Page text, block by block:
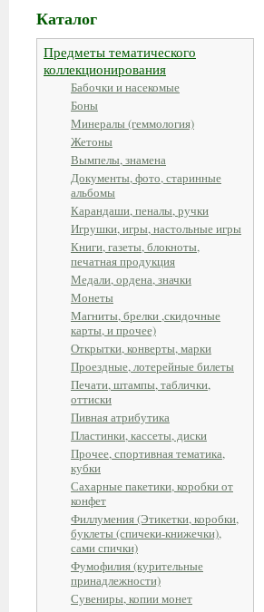
Каталог
Предметы тематического
коллекционирования
Бабочки и насекомые
Боны
Минералы (геммология)
Жетоны
Вымпелы, знамена
Документы, фото, старинные
альбомы
Карандаши, пеналы, ручки
Игрушки, игры, настольные игры
Книги, газеты, блокноты,
печатная продукция
Медали, ордена, значки
Монеты
Магниты, брелки ,скидочные
карты, и прочее)
Открытки, конверты, марки
Проездные, лотерейные билеты
Печати, штампы, таблички,
оттиски
Пивная атрибутика
Пластинки, кассеты, диски
Прочее, спортивная тематика,
кубки
Сахарные пакетики, коробки от
конфет
Филлумения (Этикетки, коробки,
буклеты (спичеки-книжечки),
сами спички)
Фумофилия (курительные
принадлежности)
Сувениры, копии монет